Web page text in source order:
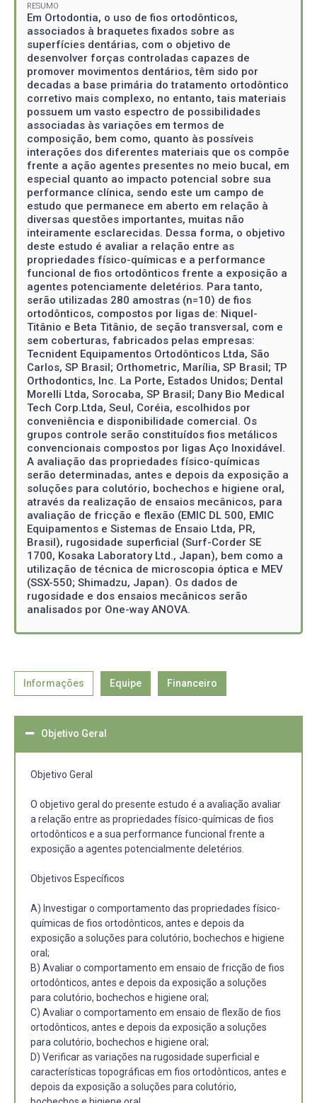
RESUMO
Em Ortodontia, o uso de fios ortodônticos,
associados à braquetes fixados sobre as
superfícies dentárias, com o objetivo de
desenvolver forças controladas capazes de
promover movimentos dentários, têm sido por
decadas a base primária do tratamento ortodôntico
corretivo mais complexo, no entanto, tais materiais
possuem um vasto espectro de possibilidades
associadas às variações em termos de
composição, bem como, quanto às possíveis
interações dos diferentes materiais que os compõe
frente a ação agentes presentes no meio bucal, em
especial quanto ao impacto potencial sobre sua
performance clínica, sendo este um campo de
estudo que permanece em aberto em relação à
diversas questões importantes, muitas não
inteiramente esclarecidas. Dessa forma, o objetivo
deste estudo é avaliar a relação entre as
propriedades físico-químicas e a performance
funcional de fios ortodônticos frente a exposição a
agentes potenciamente deletérios. Para tanto,
serão utilizadas 280 amostras (n=10) de fios
ortodônticos, compostos por ligas de: Niquel-
Titânio e Beta Titânio, de seção transversal, com e
sem coberturas, fabricados pelas empresas:
Tecnident Equipamentos Ortodônticos Ltda, São
Carlos, SP Brasil; Orthometric, Marília, SP Brasil; TP
Orthodontics, Inc. La Porte, Estados Unidos; Dental
Morelli Ltda, Sorocaba, SP Brasil; Dany Bio Medical
Tech Corp.Ltda, Seul, Coréia, escolhidos por
conveniência e disponibilidade comercial. Os
grupos controle serão constituídos fios metálicos
convencionais compostos por ligas Aço Inoxidável.
A avaliação das propriedades físico-químicas
serão determinadas, antes e depois da exposição a
soluções para colutório, bochechos e higiene oral,
através da realização de ensaios mecânicos, para
avaliação de fricção e flexão (EMIC DL 500, EMIC
Equipamentos e Sistemas de Ensaio Ltda, PR,
Brasil), rugosidade superficial (Surf-Corder SE
1700, Kosaka Laboratory Ltd., Japan), bem como a
utilização de técnica de microscopia óptica e MEV
(SSX-550; Shimadzu, Japan). Os dados de
rugosidade e dos ensaios mecânicos serão
analisados por One-way ANOVA.
Informações Equipe Financeiro
Objetivo Geral
Objetivo Geral
O objetivo geral do presente estudo é a avaliação avaliar
a relação entre as propriedades físico-químicas de fios
ortodônticos e a sua performance funcional frente a
exposição a agentes potencialmente deletérios.
Objetivos Específicos
A) Investigar o comportamento das propriedades físico-
químicas de fios ortodônticos, antes e depois da
exposição a soluções para colutório, bochechos e higiene
oral;
B) Avaliar o comportamento em ensaio de fricção de fios
ortodônticos, antes e depois da exposição a soluções
para colutório, bochechos e higiene oral;
C) Avaliar o comportamento em ensaio de flexão de fios
ortodônticos, antes e depois da exposição a soluções
para colutório, bochechos e higiene oral;
D) Verificar as variações na rugosidade superficial e
características topográficas em fios ortodônticos, antes e
depois da exposição a soluções para colutório,